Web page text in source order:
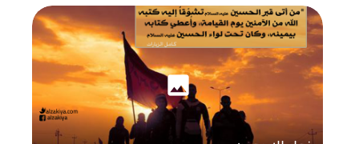
photo